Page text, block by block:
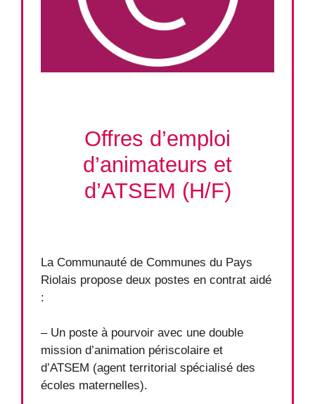
Offres d’emploi
d’animateurs et
d’ATSEM (H/F)
La Communauté de Communes du Pays
Riolais propose deux postes en contrat aidé
:
– Un poste à pourvoir avec une double
mission d’animation périscolaire et
d’ATSEM (agent territorial spécialisé des
écoles maternelles).